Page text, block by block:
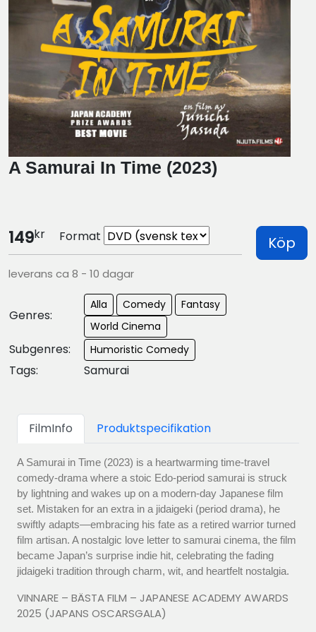
A Samurai In Time (2023)
149kr Format Köp
leverans ca 8 - 10 dagar
Genres:
Alla Comedy
Fantasy
World Cinema
Subgenres: Humoristic Comedy
Tags: Samurai
FilmInfo Produktspecifikation
A Samurai in Time (2023) is a heartwarming time-travel
comedy-drama where a stoic Edo-period samurai is struck
by lightning and wakes up on a modern-day Japanese film
set. Mistaken for an extra in a jidaigeki (period drama), he
swiftly adapts—embracing his fate as a retired warrior turned
film artisan. A nostalgic love letter to samurai cinema, the film
became Japan’s surprise indie hit, celebrating the fading
jidaigeki tradition through charm, wit, and heartfelt nostalgia.
VINNARE – BÄSTA FILM – JAPANESE ACADEMY AWARDS
2025 (JAPANS OSCARSGALA)